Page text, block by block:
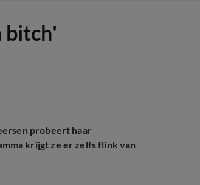
bitch'
probeert haar
krijgt ze er zelfs flink van